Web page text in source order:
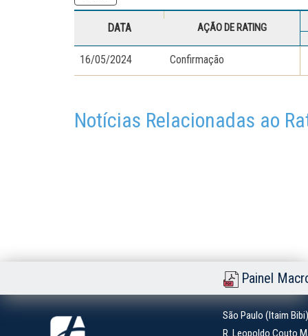
DATA AÇÃO DE RATING
16/05/2024 Confirmação
Notícias Relacionadas ao
Painel
São Paulo (Itaim Bibi)
R. Leopoldo Couto